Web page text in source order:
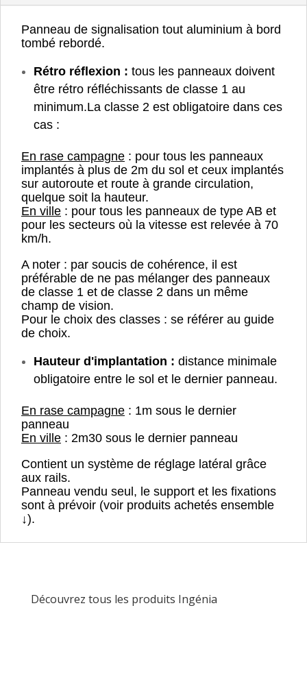
Panneau de signalisation tout aluminium à bord
tombé rebordé.
Rétro réflexion : tous les panneaux doivent
être rétro réfléchissants de classe 1 au
minimum.La classe 2 est obligatoire dans ces
cas :
En rase campagne : pour tous les panneaux
implantés à plus de 2m du sol et ceux implantés
sur autoroute et route à grande circulation,
quelque soit la hauteur.
En ville : pour tous les panneaux de type AB et
pour les secteurs où la vitesse est relevée à 70
km/h.
A noter : par soucis de cohérence, il est
préférable de ne pas mélanger des panneaux
de classe 1 et de classe 2 dans un même
champ de vision.
Pour le choix des classes : se référer au guide
de choix.
Hauteur d'implantation : distance minimale
obligatoire entre le sol et le dernier panneau.
En rase campagne : 1m sous le dernier
panneau
En ville : 2m30 sous le dernier panneau
Contient un système de réglage latéral grâce
aux rails.
Panneau vendu seul, le support et les fixations
sont à prévoir (voir produits achetés ensemble
↓).
Découvrez tous les produits Ingénia